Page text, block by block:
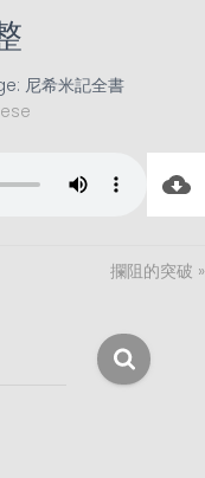
尼希米記全書
攔阻的突破 »